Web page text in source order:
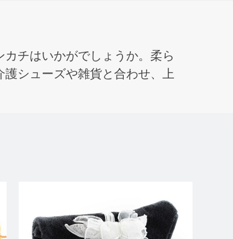
チはいかがでしょうか。柔ら
シューズや雑貨と合わせ、上